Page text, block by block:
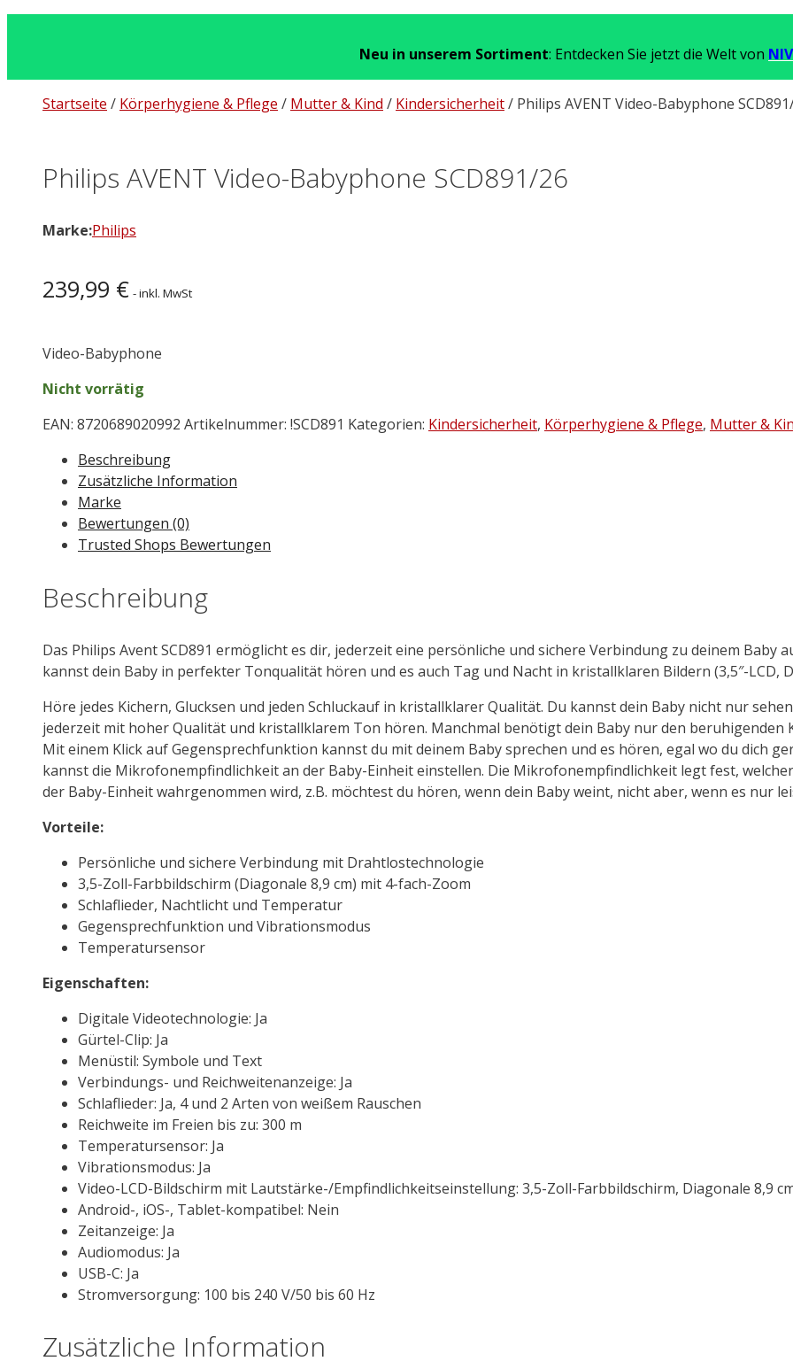
Neu in unserem Sortiment: Entdecken Sie jetzt die Welt von
Startseite / Körperhygiene & Pflege / Mutter & Kind / Kindersicherheit/ Philips AVENT Video-Babyphone
Philips AVENT Video-Babyphone SCD891/26
Marke:Philips
239,99 € - inkl. MwSt
Video-Babyphone
Nicht vorrätig
EAN: 8720689020992 Artikelnummer: !SCD891 Kategorien: Kindersicherheit, Körperhygiene & Pflege, Mutter &
Beschreibung
Zusätzliche Information
Marke
Bewertungen (0)
Trusted Shops Bewertungen
Beschreibung
Das Philips Avent SCD891 ermöglicht es dir, jederzeit eine persönliche und sichere Verbindung zu deinem Baby
kannst dein Baby in perfekter Tonqualität hören und es auch Tag und Nacht in kristallklaren Bildern (3,5″-LCD,
Höre jedes Kichern, Glucksen und jeden Schluckauf in kristallklarer Qualität. Du kannst dein Baby nicht nur
jederzeit mit hoher Qualität und kristallklarem Ton hören. Manchmal benötigt dein Baby nur den beruhigenden
Mit einem Klick auf Gegensprechfunktion kannst du mit deinem Baby sprechen und es hören, egal wo du dich
kannst die Mikrofonempfindlichkeit an der Baby-Einheit einstellen. Die Mikrofonempfindlichkeit legt fest,
der Baby-Einheit wahrgenommen wird, z.B. möchtest du hören, wenn dein Baby weint, nicht aber, wenn es nur
Vorteile:
Persönliche und sichere Verbindung mit Drahtlostechnologie
3,5-Zoll-Farbbildschirm (Diagonale 8,9 cm) mit 4-fach-Zoom
Schlaflieder, Nachtlicht und Temperatur
Gegensprechfunktion und Vibrationsmodus
Temperatursensor
Eigenschaften:
Digitale Videotechnologie: Ja
Gürtel-Clip: Ja
Menüstil: Symbole und Text
Verbindungs- und Reichweitenanzeige: Ja
Schlaflieder: Ja, 4 und 2 Arten von weißem Rauschen
Reichweite im Freien bis zu: 300 m
Temperatursensor: Ja
Vibrationsmodus: Ja
Video-LCD-Bildschirm mit Lautstärke-/Empfindlichkeitseinstellung: 3,5-Zoll-Farbbildschirm, Diagonale 8,9
Android-, iOS-, Tablet-kompatibel: Nein
Zeitanzeige: Ja
Audiomodus: Ja
USB-C: Ja
Stromversorgung: 100 bis 240 V/50 bis 60 Hz
Zusätzliche Information